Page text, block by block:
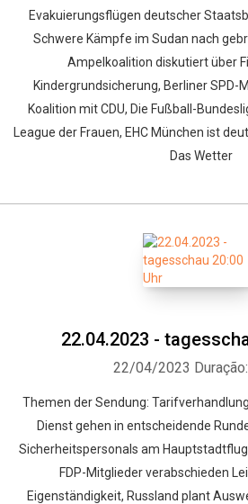
Evakuierungsflügen deutscher
Schwere Kämpfe im Sudan nach
Ampelkoalition diskutiert über
Kindergrundsicherung, Berliner
Koalition mit CDU, Die Fußball-
League der Frauen, EHC München ist
Das Wetter
22.04.2023 -
22/04/2023
Themen der Sendung:
Dienst gehen in entscheidende
Sicherheitspersonals am
FDP-Mitglieder verabschieden
Eigenständigkeit, Russland plant